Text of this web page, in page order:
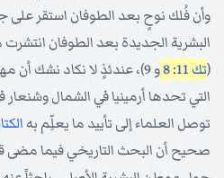
وأن فُلك نوحٍ بعد الطوفان استقر على
البشرية الجديدة بعد الطوفان انتشرت
(تك 11: 8
و 9)، عندئذٍ لا نكاد نشك أن
التي تحدها أرمينيا في الشمال
توصل العلماء إلى تأييد ما يعلِّم به
صحيح أن البحث التاريخي فيما مضى